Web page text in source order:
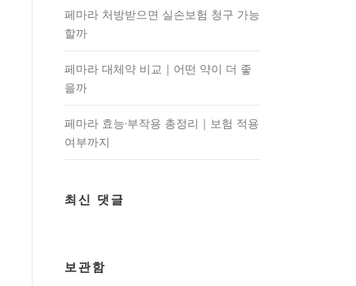
페마라 처방받으면 실손보험 청구 가능
할까
페마라 대체약 비교｜어떤 약이 더 좋
을까
페마라 효능·부작용 총정리｜보험 적용
여부까지
최신 댓글
보관함